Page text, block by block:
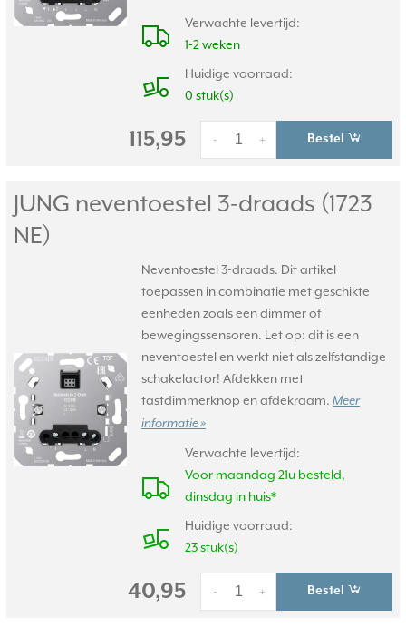
Verwachte levertijd:
1-2 weken
Huidige voorraad:
0 stuk(s)
115,95 +
- Bestel
JUNG neventoestel 3-draads (1723
NE)
Neventoestel 3-draads. Dit artikel
toepassen in combinatie met geschikte
eenheden zoals een dimmer of
bewegingssensoren. Let op: dit is een
neventoestel en werkt niet als zelfstandige
schakelactor! Afdekken met
tastdimmerknop en afdekraam. Meer
informatie »
Verwachte levertijd:
Voor maandag 21u besteld,
dinsdag in huis*
Huidige voorraad:
23 stuk(s)
40,95 +
- Bestel